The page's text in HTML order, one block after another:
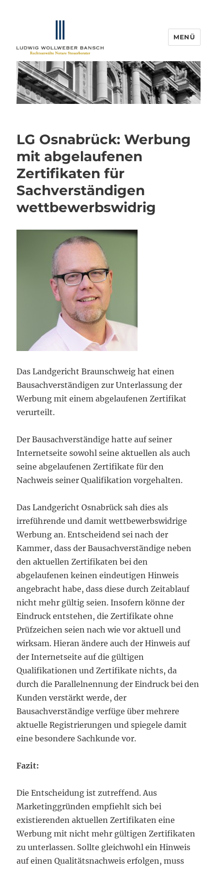
IP-Blogger.de
MENÜ
LG Osnabrück: Werbung
mit abgelaufenen
Zertifikaten für
Sachverständigen
wettbewerbswidrig
Das Landgericht Braunschweig hat einen
Bausachverständigen zur Unterlassung der
Werbung mit einem abgelaufenen Zertifikat
verurteilt.
Der Bausachverständige hatte auf seiner
Internetseite sowohl seine aktuellen als auch
seine abgelaufenen Zertifikate für den
Nachweis seiner Qualifikation vorgehalten.
Das Landgericht Osnabrück sah dies als
irreführende und damit wettbewerbswidrige
Werbung an. Entscheidend sei nach der
Kammer, dass der Bausachverständige neben
den aktuellen Zertifikaten bei den
abgelaufenen keinen eindeutigen Hinweis
angebracht habe, dass diese durch Zeitablauf
nicht mehr gültig seien. Insofern könne der
Eindruck entstehen, die Zertifikate ohne
Prüfzeichen seien nach wie vor aktuell und
wirksam. Hieran ändere auch der Hinweis auf
der Internetseite auf die gültigen
Qualifikationen und Zertifikate nichts, da
durch die Parallelnennung der Eindruck bei den
Kunden verstärkt werde, der
Bausachverständige verfüge über mehrere
aktuelle Registrierungen und spiegele damit
eine besondere Sachkunde vor.
Fazit:
Die Entscheidung ist zutreffend. Aus
Marketinggründen empfiehlt sich bei
existierenden aktuellen Zertifikaten eine
Werbung mit nicht mehr gültigen Zertifikaten
zu unterlassen. Sollte gleichwohl ein Hinweis
auf einen Qualitätsnachweis erfolgen, muss